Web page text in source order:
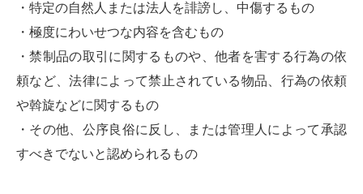
・特定の自然人または法人を誹謗し、中傷するもの
・極度にわいせつな内容を含むもの
・禁制品の取引に関するものや、他者を害する行為の依
頼など、法律によって禁止されている物品、行為の依頼
や斡旋などに関するもの
・その他、公序良俗に反し、または管理人によって承認
すべきでないと認められるもの